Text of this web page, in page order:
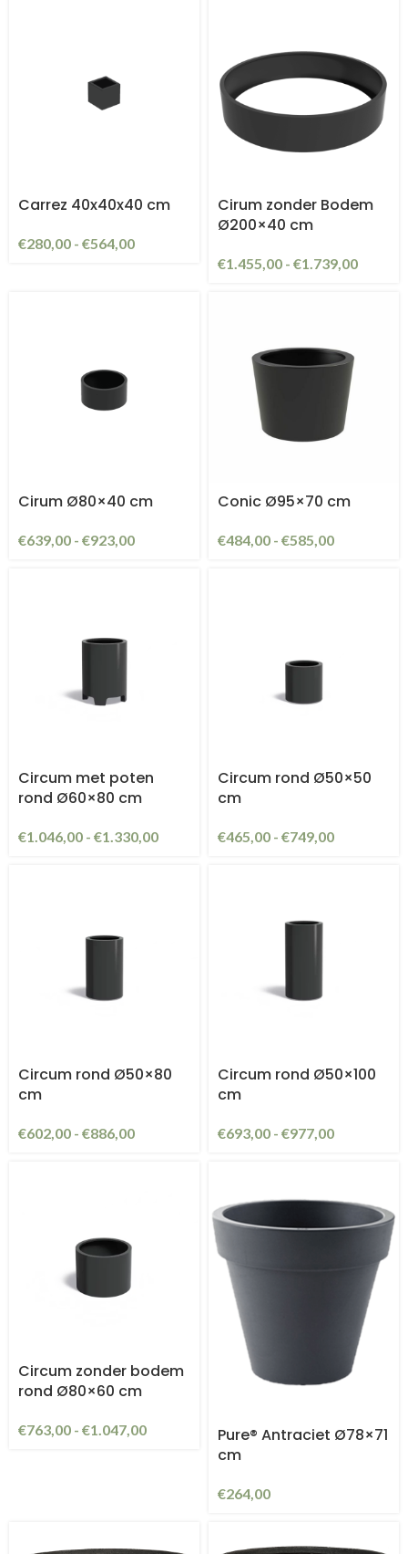
Carrez 40x40x40 cm
€280,00 - €564,00
Cirum zonder Bodem
Ø200×40 cm
€1.455,00 - €1.739,00
Cirum Ø80×40 cm
€639,00 - €923,00
Conic Ø95×70 cm
€484,00 - €585,00
Circum met poten
rond Ø60×80 cm
€1.046,00 - €1.330,00
Circum rond Ø50×50
cm
€465,00 - €749,00
Circum rond Ø50×80
cm
€602,00 - €886,00
Circum rond Ø50×100
cm
€693,00 - €977,00
Circum zonder bodem
rond Ø80×60 cm
€763,00 - €1.047,00
Pure® Antraciet Ø78×71
cm
€264,00